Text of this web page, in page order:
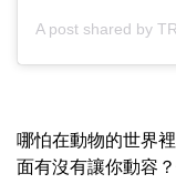
哪怕在動物的世界
面有沒有讓你動容